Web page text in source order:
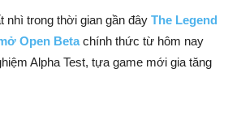
nhì trong thời gian gần đây The Legend
Open Betachính thức từ hôm nay
Alpha Test, tựa game mới gia tăng